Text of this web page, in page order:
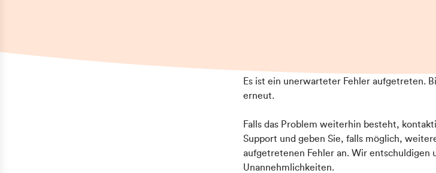
Es ist ein unerwarteter Fehler aufgetreten.
erneut.
Falls das Problem weiterhin besteht,
Support und geben Sie, falls möglich,
aufgetretenen Fehler an. Wir entschuldigen
Unannehmlichkeiten.